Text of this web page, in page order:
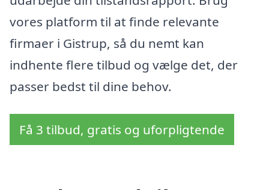
vores platform til at finde relevante
firmaer i Gistrup, så du nemt kan
indhente flere tilbud og vælge det, der
passer bedst til dine behov.
Få 3 tilbud, gratis og uforpligtende